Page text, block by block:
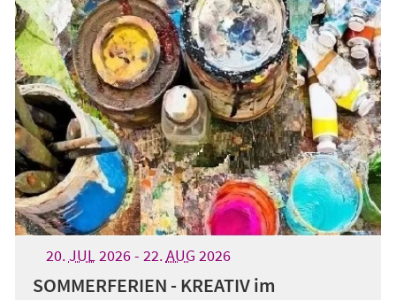
20.JUL2026- 22.AUG 2026
SOMMERFERIEN - KREATIV im